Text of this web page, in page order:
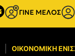
ΓΙΝΕ ΜΕΛΟΣ
ΟΙΚΟΝΟΜΙΚΉ